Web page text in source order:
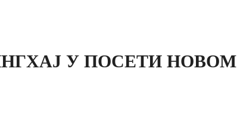
У ПОСЕТИ НОВОМ